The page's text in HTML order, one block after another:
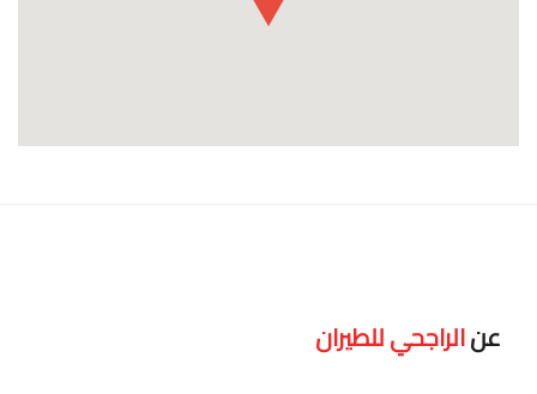
عنالراجحي للطيران